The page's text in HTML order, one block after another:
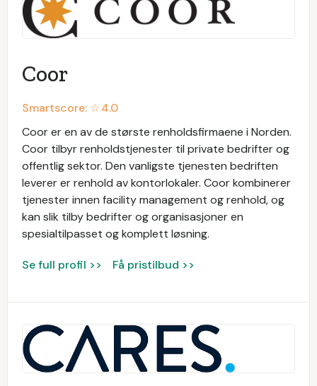
Coor
Smartscore: ☆4.0
Coor er en av de største renholdsfirmaene i Norden.
Coor tilbyr renholdstjenester til private bedrifter og
offentlig sektor. Den vanligste tjenesten bedriften
leverer er renhold av kontorlokaler. Coor kombinerer
tjenester innen facility management og renhold, og
kan slik tilby bedrifter og organisasjoner en
spesialtilpasset og komplett løsning.
Se full profil >> Få pristilbud >>